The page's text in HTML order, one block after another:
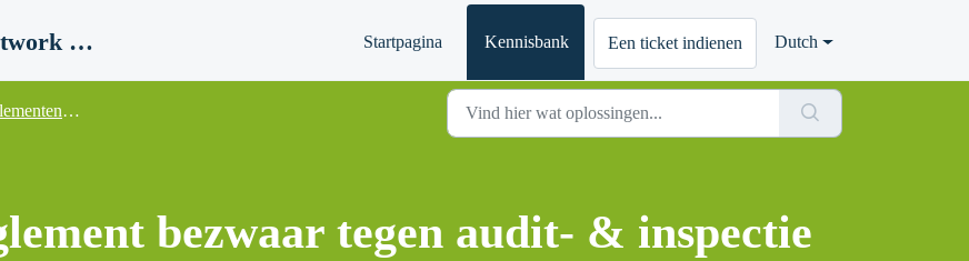
SERMI Register (Global Network Group - SERMI certification) Startpagina Kennisbank Een ticket indienen Dutch
en regelgeving
bezwaar tegen audit- & inspectie